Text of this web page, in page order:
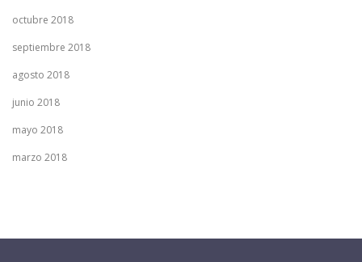
octubre 2018
septiembre 2018
agosto 2018
junio 2018
mayo 2018
marzo 2018